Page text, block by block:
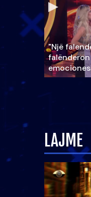
"Një
LAJME